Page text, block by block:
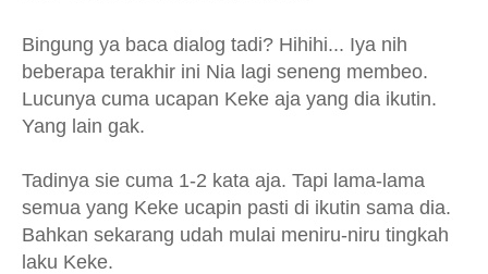
Bingung ya baca dialog tadi? Hihihi... Iya nih
beberapa terakhir ini Nia lagi seneng membeo.
Lucunya cuma ucapan Keke aja yang dia ikutin.
Yang lain gak.
Tadinya sie cuma 1-2 kata aja. Tapi lama-lama
semua yang Keke ucapin pasti di ikutin sama dia.
Bahkan sekarang udah mulai meniru-niru tingkah
laku Keke.